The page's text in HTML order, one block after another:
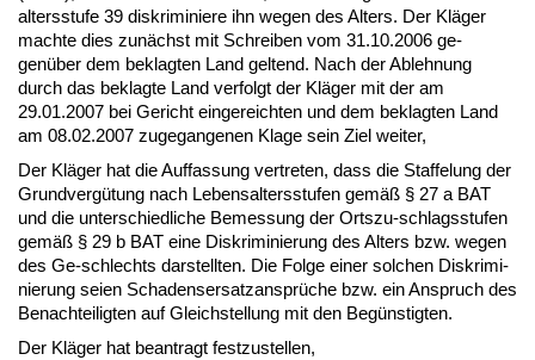
al­ters­stu­fe 39 dis­kri­mi­nie­re ihn we­gen des Al­ters. Der Kläger
mach­te dies zunächst mit Schrei­ben vom 31.10.2006 ge­
genüber dem be­klag­ten Land gel­tend. Nach der Ab­leh­nung
durch das be­klag­te Land ver­folgt der Kläger mit der am
29.01.2007 bei Ge­richt ein­ge­reich­ten und dem be­klag­ten Land
am 08.02.2007 zu­ge­gan­ge­nen Kla­ge sein Ziel wei­ter,
Der Kläger hat die Auf­fas­sung ver­tre­ten, dass die Staf­fe­lung der
Grund­vergütung nach Le­bens­al­ters­stu­fen gemäß § 27 a BAT
und die un­ter­schied­li­che Be­mes­sung der Orts­zu-schlags­stu­fen
gemäß § 29 b BAT ei­ne Dis­kri­mi­nie­rung des Al­ters bzw. we­gen
des Ge-schlechts dar­stell­ten. Die Fol­ge ei­ner sol­chen Dis­kri­mi­
nie­rung sei­en Scha­dens­er­satz­ansprüche bzw. ein An­spruch des
Be­nach­tei­lig­ten auf Gleich­stel­lung mit den Begüns­tig­ten.
Der Kläger hat be­an­tragt fest­zu­stel­len,